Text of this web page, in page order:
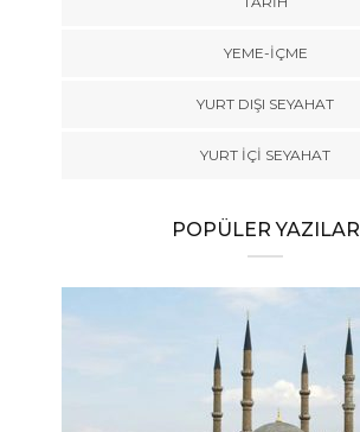
YEME-İÇME
YURT DIŞI SEYAHAT
YURT İÇİ SEYAHAT
POPÜLER YAZILAR